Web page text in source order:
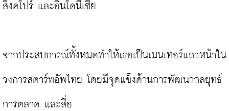
สิงคโปร์ และอินโดนีเซีย
จากประสบการณ์ทั้งหมดทำให้เธอเป็นเมนเทอร์แถวหน้าใน
วงการสตาร์ทอัพไทย โดยมีจุดแข็งด้านการพัฒนากลยุทธ์
การตลาด และสื่อ